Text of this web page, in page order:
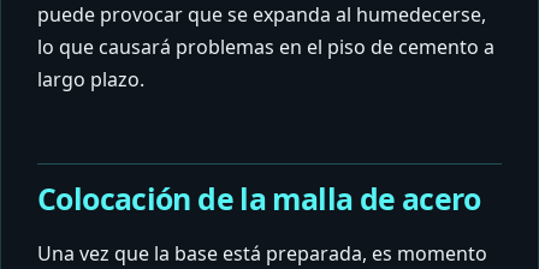
puede provocar que se expanda al humedecerse,
lo que causará problemas en el piso de cemento a
largo plazo.
Colocación de la malla de acero
Una vez que la base está preparada, es momento